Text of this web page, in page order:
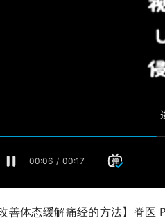
改善体态缓解痛经的方法】脊